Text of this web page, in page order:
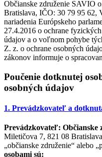
Občianske združenie SAVIO
Bratislava, IČO: 30 79 95 62,
nariadenia Európskeho
27.4.2016 o ochrane
údajov a o voľnom pohybe
Z. z. o ochrane osobných
zákonov informuje o
Poučenie dotknutej
osobných údajov
1. Prevádzkovateľ a
Prevádzkovateľ: Občianske
Miletičova 7, 821 08
„občianske združenie“ alebo
osobami sú: